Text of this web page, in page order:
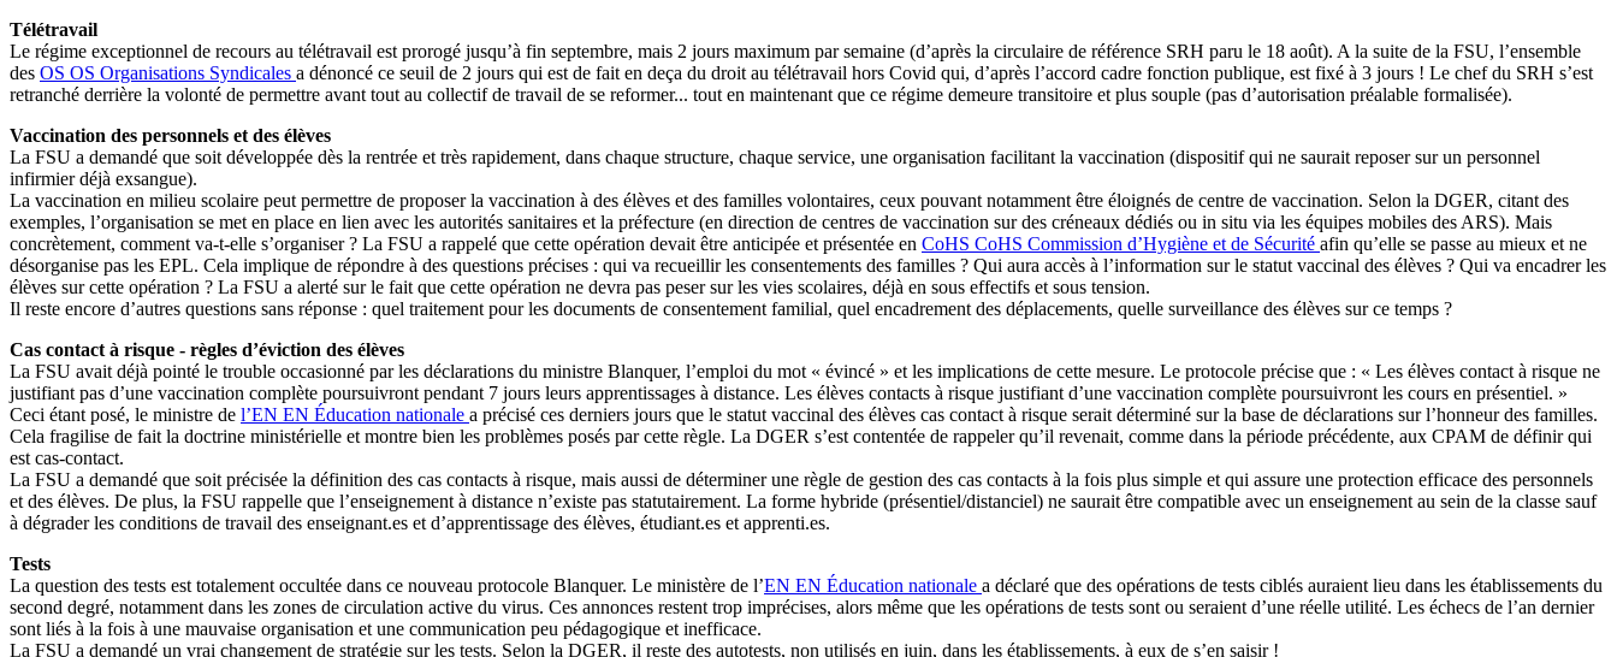
Télétravail
Le régime exceptionnel de recours au télétravail est prorogé jusqu’à fin septembre, mais 2 jours maximum par semaine (d’après la circulaire de référence SRH paru le 18 août). A la suite de la FSU, l’ensemble
des OS OS Organisations Syndicales a dénoncé ce seuil de 2 jours qui est de fait en deça du droit au télétravail hors Covid qui, d’après l’accord cadre fonction publique, est fixé à 3 jours ! Le chef du SRH s’est
retranché derrière la volonté de permettre avant tout au collectif de travail de se reformer... tout en maintenant que ce régime demeure transitoire et plus souple (pas d’autorisation préalable formalisée).
Vaccination des personnels et des élèves
La FSU a demandé que soit développée dès la rentrée et très rapidement, dans chaque structure, chaque service, une organisation facilitant la vaccination (dispositif qui ne saurait reposer sur un personnel
infirmier déjà exsangue).
La vaccination en milieu scolaire peut permettre de proposer la vaccination à des élèves et des familles volontaires, ceux pouvant notamment être éloignés de centre de vaccination. Selon la DGER, citant des
exemples, l’organisation se met en place en lien avec les autorités sanitaires et la préfecture (en direction de centres de vaccination sur des créneaux dédiés ou in situ via les équipes mobiles des ARS). Mais
concrètement, comment va-t-elle s’organiser ? La FSU a rappelé que cette opération devait être anticipée et présentée en CoHS CoHS Commission d’Hygiène et de Sécurité afin qu’elle se passe au mieux et ne
désorganise pas les EPL. Cela implique de répondre à des questions précises : qui va recueillir les consentements des familles ? Qui aura accès à l’information sur le statut vaccinal des élèves ? Qui va encadrer les
élèves sur cette opération ? La FSU a alerté sur le fait que cette opération ne devra pas peser sur les vies scolaires, déjà en sous effectifs et sous tension.
Il reste encore d’autres questions sans réponse : quel traitement pour les documents de consentement familial, quel encadrement des déplacements, quelle surveillance des élèves sur ce temps ?
Cas contact à risque - règles d’éviction des élèves
La FSU avait déjà pointé le trouble occasionné par les déclarations du ministre Blanquer, l’emploi du mot « évincé » et les implications de cette mesure. Le protocole précise que : « Les élèves contact à risque ne
justifiant pas d’une vaccination complète poursuivront pendant 7 jours leurs apprentissages à distance. Les élèves contacts à risque justifiant d’une vaccination complète poursuivront les cours en présentiel. »
Ceci étant posé, le ministre de l’EN EN Éducation nationale a précisé ces derniers jours que le statut vaccinal des élèves cas contact à risque serait déterminé sur la base de déclarations sur l’honneur des familles.
Cela fragilise de fait la doctrine ministérielle et montre bien les problèmes posés par cette règle. La DGER s’est contentée de rappeler qu’il revenait, comme dans la période précédente, aux CPAM de définir qui
est cas-contact.
La FSU a demandé que soit précisée la définition des cas contacts à risque, mais aussi de déterminer une règle de gestion des cas contacts à la fois plus simple et qui assure une protection efficace des personnels
et des élèves. De plus, la FSU rappelle que l’enseignement à distance n’existe pas statutairement. La forme hybride (présentiel/distanciel) ne saurait être compatible avec un enseignement au sein de la classe sauf
à dégrader les conditions de travail des enseignant.es et d’apprentissage des élèves, étudiant.es et apprenti.es.
Tests
La question des tests est totalement occultée dans ce nouveau protocole Blanquer. Le ministère de l’EN EN Éducation nationale a déclaré que des opérations de tests ciblés auraient lieu dans les établissements du
second degré, notamment dans les zones de circulation active du virus. Ces annonces restent trop imprécises, alors même que les opérations de tests sont ou seraient d’une réelle utilité. Les échecs de l’an dernier
sont liés à la fois à une mauvaise organisation et une communication peu pédagogique et inefficace.
La FSU a demandé un vrai changement de stratégie sur les tests. Selon la DGER, il reste des autotests, non utilisés en juin, dans les établissements, à eux de s’en saisir !